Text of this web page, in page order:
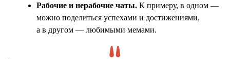
Рабочие и нерабочие чаты. К примеру, в одном —
можно поделиться успехами и достижениями,
а в другом — любимыми мемами.